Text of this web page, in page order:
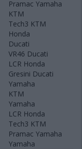
Pramac Yamaha
KTM
Tech3 KTM
Honda
Ducati
VR46 Ducati
LCR Honda
Gresini Ducati
Yamaha
KTM
Yamaha
LCR Honda
Tech3 KTM
Pramac Yamaha
Yamaha